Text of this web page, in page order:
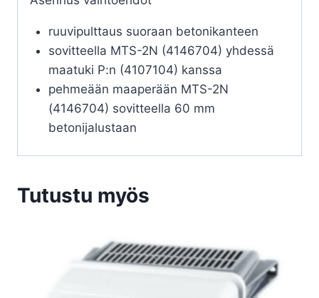
ruuvipulttaus suoraan betonikanteen
sovitteella MTS-2N (4146704) yhdessä
maatuki P:n (4107104) kanssa
pehmeään maaperään MTS-2N
(4146704) sovitteella 60 mm
betonijalustaan
Tutustu myös